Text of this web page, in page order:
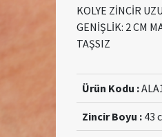
KOLYE ZİNCİR
GENİŞLİK: 2 CM
TAŞSIZ
Ürün Kodu :
Zincir Boyu : 43